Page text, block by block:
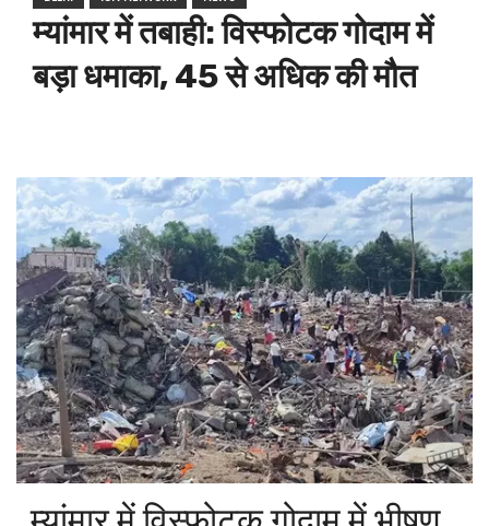
म्यांमार में तबाही: विस्फोटक गोदाम में
बड़ा धमाका, 45 से अधिक की मौत